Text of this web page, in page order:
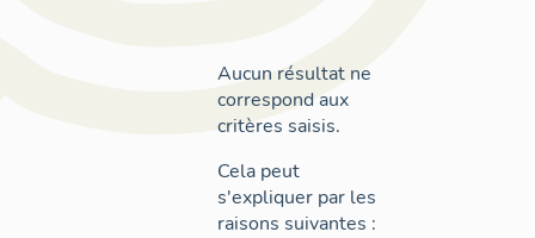
Aucun résultat ne
correspond aux
critères saisis.
Cela peut
s'expliquer par les
raisons suivantes :